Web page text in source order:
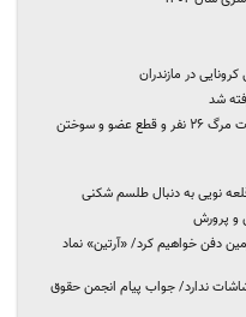
چهارشنبه سوری ۱۴۰۱ به خیر نگذشت! + جزئیات مرگ ۲۶ نفر و قطع عضو و سوختن
نویی به دنبال طلسم شکنی
و پرورش
دفن خواهیم کرد/ «آرتین» نماد
ندارد/ جواب پیام‌ انجمن حقوق